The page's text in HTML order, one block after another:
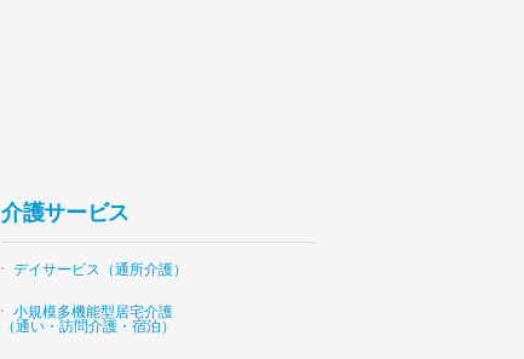
介護サービス
デイサービス（通所介護）
小規模多機能型居宅介護
（通い・訪問介護・宿泊）